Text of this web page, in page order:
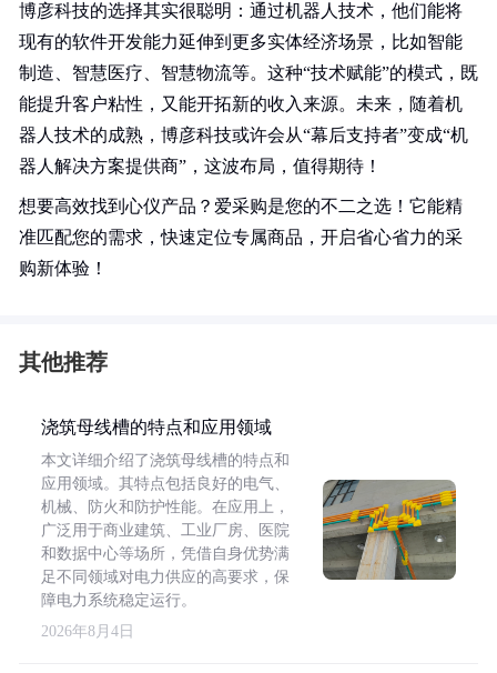
博彦科技的选择其实很聪明：通过机器人技术，他们能将
现有的软件开发能力延伸到更多实体经济场景，比如智能
制造、智慧医疗、智慧物流等。这种“技术赋能”的模式，既
能提升客户粘性，又能开拓新的收入来源。未来，随着机
器人技术的成熟，博彦科技或许会从“幕后支持者”变成“机
器人解决方案提供商”，这波布局，值得期待！
想要高效找到心仪产品？爱采购是您的不二之选！它能精
准匹配您的需求，快速定位专属商品，开启省心省力的采
购新体验！
其他推荐
浇筑母线槽的特点和应用领域
本文详细介绍了浇筑母线槽的特点和
应用领域。其特点包括良好的电气、
机械、防火和防护性能。在应用上，
广泛用于商业建筑、工业厂房、医院
和数据中心等场所，凭借自身优势满
足不同领域对电力供应的高要求，保
障电力系统稳定运行。
2026年8月4日